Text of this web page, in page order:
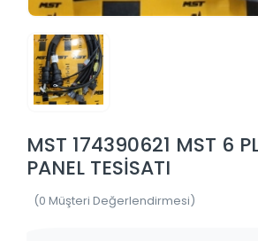
MST 174390621 MST 6
PANEL TESİSATI
(0 Müşteri Değerlendirmesi)